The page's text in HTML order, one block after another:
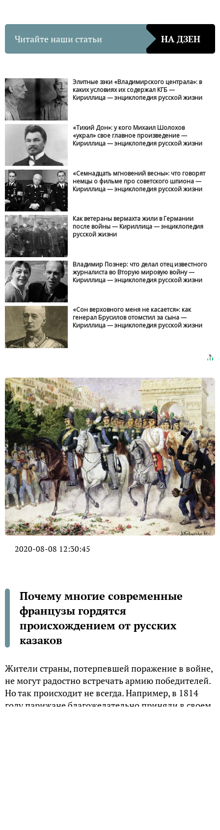
Читайте наши статьи НА ДЗЕН
Элитные зэки «Владимирского централа»: в
каких условиях их содержал КГБ —
Кириллица — энциклопедия русской жизни
«Тихий Дон»: у кого Михаил Шолохов
«украл» свое главное произведение —
Кириллица — энциклопедия русской жизни
«Семнадцать мгновений весны»: что говорят
немцы о фильме про советского шпиона —
Кириллица — энциклопедия русской жизни
Как ветераны вермахта жили в Германии
после войны — Кириллица — энциклопедия
русской жизни
Владимир Познер: что делал отец известного
журналиста во Вторую мировую войну —
Кириллица — энциклопедия русской жизни
«Сон верховного меня не касается»: как
генерал Брусилов отомстил за сына —
Кириллица — энциклопедия русской жизни
2020-08-08 12:30:45
Почему многие современные
французы гордятся
происхождением от русских
казаков
Жители страны, потерпевшей поражение в войне,
не могут радостно встречать армию победителей.
Но так происходит не всегда. Например, в 1814
году парижане благожелательно приняли в своем